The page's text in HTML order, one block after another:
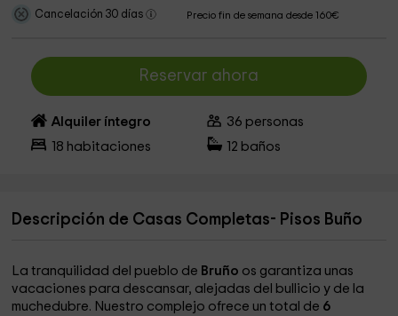
Cancelación 30 días Precio fin de semana desde 160€
Reservar ahora
Alquiler íntegro 36 personas
18 habitaciones 12 baños
Descripción de Casas Completas- Pisos Buño
La tranquilidad del pueblo de Bruño os garantiza unas
vacaciones para descansar, alejadas del bullicio y de la
muchedubre. Nuestro complejo ofrece un total de 6